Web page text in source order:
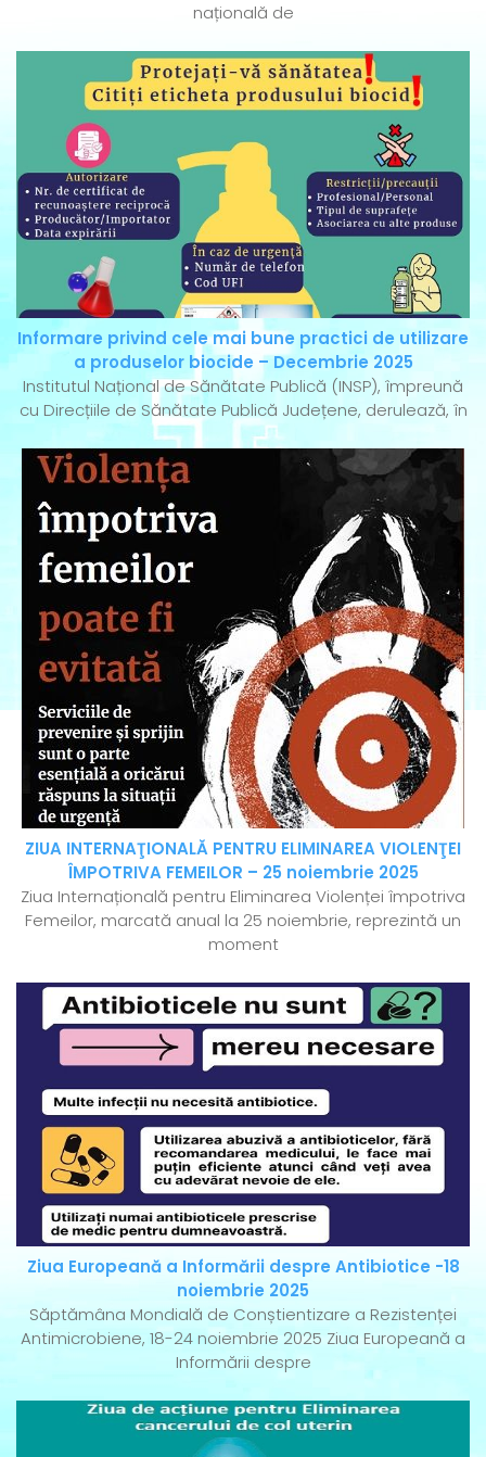
națională de
Informare privind cele mai bune practici de utilizare
a produselor biocide – Decembrie 2025
Institutul Național de Sănătate Publică (INSP), împreună
cu Direcțiile de Sănătate Publică Județene, derulează, în
ZIUA INTERNAŢIONALĂ PENTRU ELIMINAREA VIOLENŢEI
ÎMPOTRIVA FEMEILOR – 25 noiembrie 2025
Ziua Internațională pentru Eliminarea Violenței împotriva
Femeilor, marcată anual la 25 noiembrie, reprezintă un
moment
Ziua Europeană a Informării despre Antibiotice -18
noiembrie 2025
Săptămâna Mondială de Conștientizare a Rezistenței
Antimicrobiene, 18-24 noiembrie 2025 Ziua Europeană a
Informării despre